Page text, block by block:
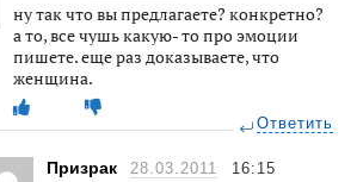
ну так что вы предлагаете? конкретно?
а то, все чушь какую- то про эмоции
пишете. еще раз доказываете, что
женщина.
Ответить
Призрак 28.03.2011 16:15